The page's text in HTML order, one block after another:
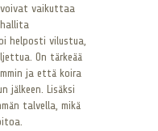
vaikuttaa
helposti vilustua,
On tärkeää
ja että koira
jälkeen. Lisäksi
talvella, mikä